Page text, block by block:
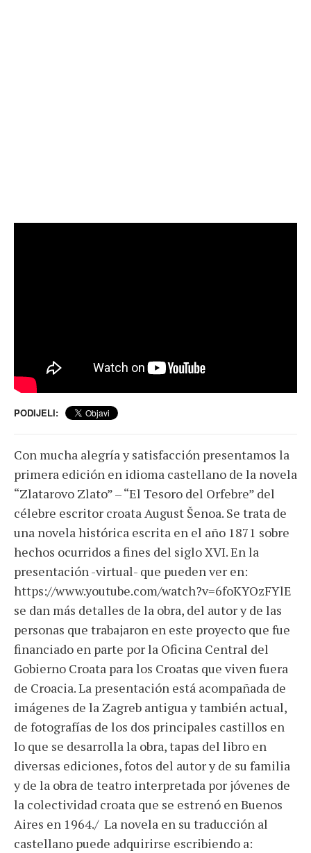
PODIJELI:
Con mucha alegría y satisfacción presentamos la
primera edición en idioma castellano de la novela
“Zlatarovo Zlato” – “El Tesoro del Orfebre” del
célebre escritor croata August Šenoa. Se trata de
una novela histórica escrita en el año 1871 sobre
hechos ocurridos a fines del siglo XVI. En la
presentación -virtual- que pueden ver en:
https://www.youtube.com/watch?v=6foKYOzFYlE
se dan más detalles de la obra, del autor y de las
personas que trabajaron en este proyecto que fue
financiado en parte por la Oficina Central del
Gobierno Croata para los Croatas que viven fuera
de Croacia. La presentación está acompañada de
imágenes de la Zagreb antigua y también actual,
de fotografías de los dos principales castillos en
lo que se desarrolla la obra, tapas del libro en
diversas ediciones, fotos del autor y de su familia
y de la obra de teatro interpretada por jóvenes de
la colectividad croata que se estrenó en Buenos
Aires en 1964./ La novela en su traducción al
castellano puede adquirirse escribiendo a: